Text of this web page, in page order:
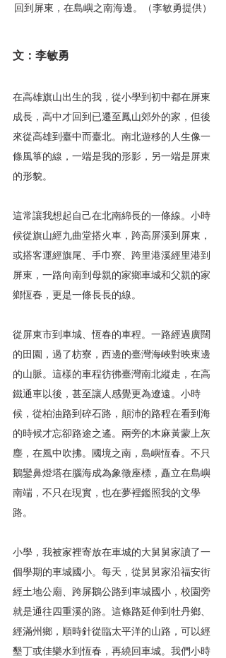
回到屏東，在島嶼之南海邊。（李敏勇提供）
文：李敏勇
在高雄旗山出生的我，從小學到初中都在屏東
成長，高中才回到已遷至鳳山郊外的家，但後
來從高雄到臺中而臺北。南北遊移的人生像一
條風箏的線，一端是我的形影，另一端是屏東
的形貌。
這常讓我想起自己在北南綿長的一條線。小時
候從旗山經九曲堂搭火車，跨高屏溪到屏東，
或搭客運經旗尾、手巾寮、跨里港溪經里港到
屏東，一路向南到母親的家鄉車城和父親的家
鄉恆春，更是一條長長的線。
從屏東市到車城、恆春的車程。一路經過廣闊
的田園，過了枋寮，西邊的臺灣海峽對映東邊
的山脈。這樣的車程彷彿臺灣南北縱走，在高
鐵通車以後，甚至讓人感覺更為遼遠。小時
候，從柏油路到碎石路，顛沛的路程在看到海
的時候才忘卻路途之遙。兩旁的木麻黃蒙上灰
塵，在風中吹拂。國境之南，島嶼恆春。不只
鵝鑾鼻燈塔在腦海成為象徵座標，矗立在島嶼
南端，不只在現實，也在夢裡鑑照我的文學
路。
小學，我被家裡寄放在車城的大舅舅家讀了一
個學期的車城國小。每天，從舅舅家沿福安街
經土地公廟、跨屏鵝公路到車城國小，校園旁
就是通往四重溪的路。這條路延伸到牡丹鄉、
經滿州鄉，順時針從臨太平洋的山路，可以經
墾丁或佳樂水到恆春，再繞回車城。我們小時